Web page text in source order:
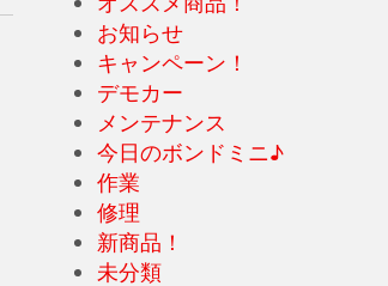
お知らせ
キャンペーン！
デモカー
メンテナンス
今日のボンドミニ♪
作業
修理
新商品！
未分類